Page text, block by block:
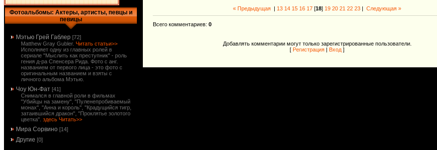
Фотоальбомы: Актеры, артисты, певцы и
певицы
Мэтью Грей Габлер [72]
Matthew Gray Gubler. Читать статьи>>
Исполняет одну из главных ролей в
сериале "Мыслить как преступник" - роль
гения д-ра Спенсера Рида. Фото с анг.
названием от первого лица - это фото с
оригинальным названием и взяты с
личного альбома Мэтью.
Чоу Юн-Фат [41]
Снимался в главной роли в фильмах
"Убийцы на замену", "Пуленепробиваемый
монах", "Анна и король", "Крадущийся тигр,
затаившийся дракон", "Проклятье золотого
цветка". здесь Читать>>
Мира Сорвино [14]
Другие [0]
« Предыдущая | 13 14 15 16 17 [18] 19 20 21 22 23 | Следующая »
Всего комментариев: 0
Добавлять комментарии могут только зарегистрированные пользователи.
[ Регистрация Вход ]